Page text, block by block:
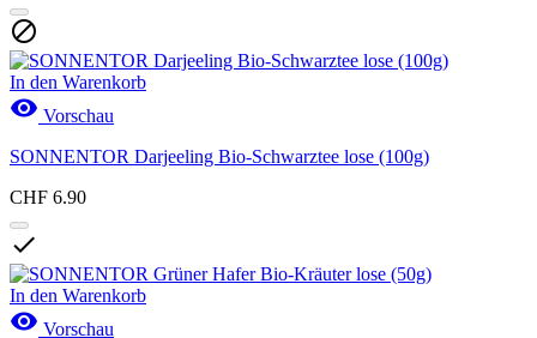

In den Warenkorb
 Vorschau
SONNENTOR Darjeeling Bio-Schwarztee lose (100g)
CHF 6.90

In den Warenkorb
 Vorschau